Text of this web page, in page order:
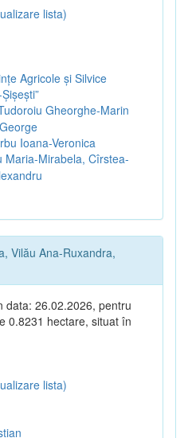
lista)
Agricole și Silvice
Gheorghe-Marin
Ioana-Veronica
Maria-Mirabela, Cîrstea-
Vilău Ana-Ruxandra,
data: 26.02.2026, pentru
0.8231 hectare, situat în
lista)